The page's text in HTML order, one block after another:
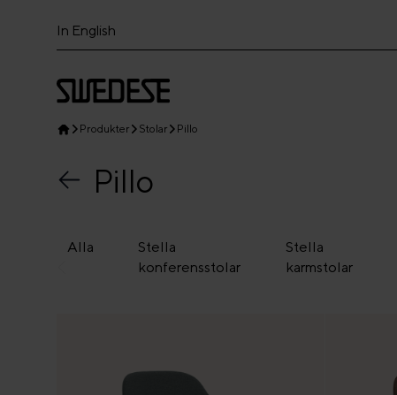
In English
Produkter Stolar Pillo
Pillo
Alla
Stella
konferensstolar
Stella
karmstolar